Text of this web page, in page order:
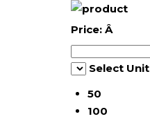
Price: Â
Select Unit
50
100